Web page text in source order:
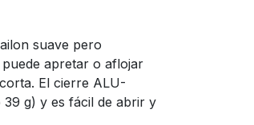
suave pero
apretar o aflojar
El cierre ALU-
39 g) y es fácil de abrir y